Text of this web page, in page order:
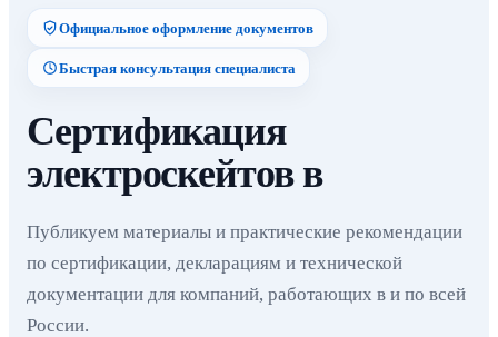
Официальное оформление документов
Быстрая консультация специалиста
Сертификация
электроскейтов в
Публикуем материалы и практические рекомендации
по сертификации, декларациям и технической
документации для компаний, работающих в и по всей
России.